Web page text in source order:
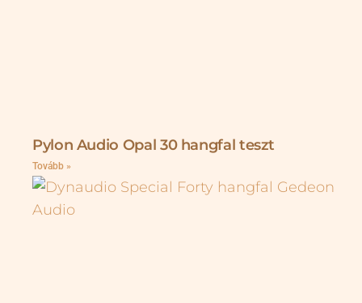
Pylon Audio Opal 30 hangfal teszt
Tovább »